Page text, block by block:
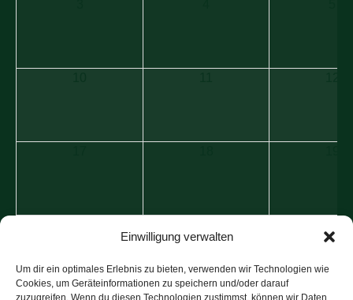
Einwilligung verwalten
Um dir ein optimales Erlebnis zu bieten, verwenden wir Technologien wie
Cookies, um Geräteinformationen zu speichern und/oder darauf
zuzugreifen. Wenn du diesen Technologien zustimmst, können wir Daten